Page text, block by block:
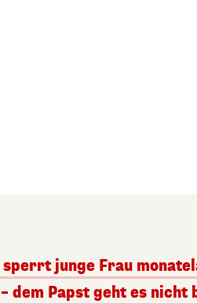
junge Frau
dem Papst geht es nicht